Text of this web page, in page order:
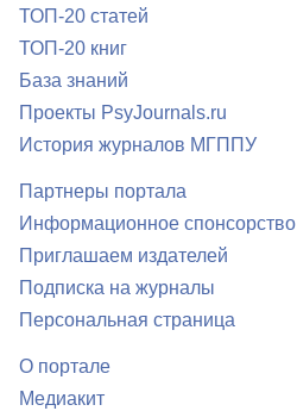
ТОП-20 статей
ТОП-20 книг
База знаний
Проекты PsyJournals.ru
История журналов МГППУ
Партнеры портала
Информационное спонсорство
Приглашаем издателей
Подписка на журналы
Персональная страница
О портале
Медиакит